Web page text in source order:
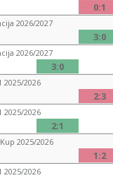
0:1
2026/2027
3:0
2026/2027
3:0
2025/2026
2:3
2025/2026
2:1
2025/2026
1:2
2025/2026